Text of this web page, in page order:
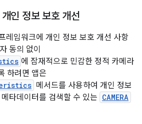
인 정보 보호 개선
레임워크에 개인 정보 보호 개선 사항
동의 없이
에 잠재적으로 민감한 정적 카메라
하려면 앱은
메서드를 사용하여 개인 정보
타데이터를 검색할 수 있는 CAMERA